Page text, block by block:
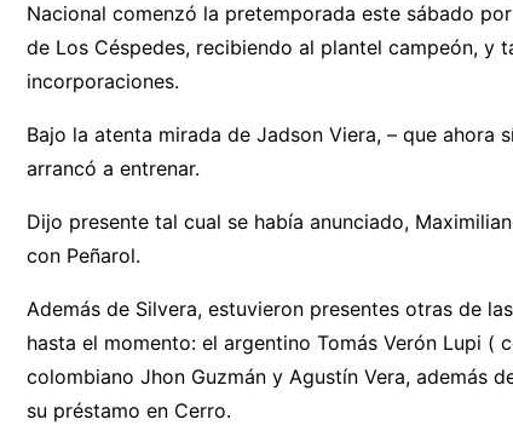
Nacional comenzó la pretemporada este sábado
de Los Céspedes, recibiendo al plantel campeón, y
incorporaciones.
Bajo la atenta mirada de Jadson Viera, – que ahora
arrancó a entrenar.
Dijo presente tal cual se había anunciado,
con Peñarol.
Además de Silvera, estuvieron presentes otras de
hasta el momento: el argentino Tomás Verón Lupi (
colombiano Jhon Guzmán y Agustín Vera, además
su préstamo en Cerro.